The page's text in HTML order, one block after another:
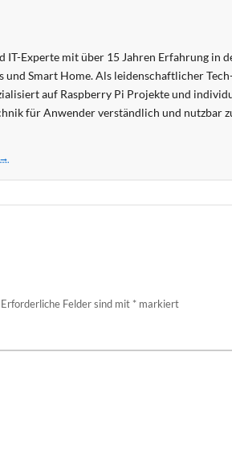
IT-Experte mit über 15 Jahren Erfahrung in
und Smart Home. Als leidenschaftlicher
auf Raspberry Pi Projekte und
für Anwender verständlich und nutzbar
Erforderliche Felder sind mit * markiert